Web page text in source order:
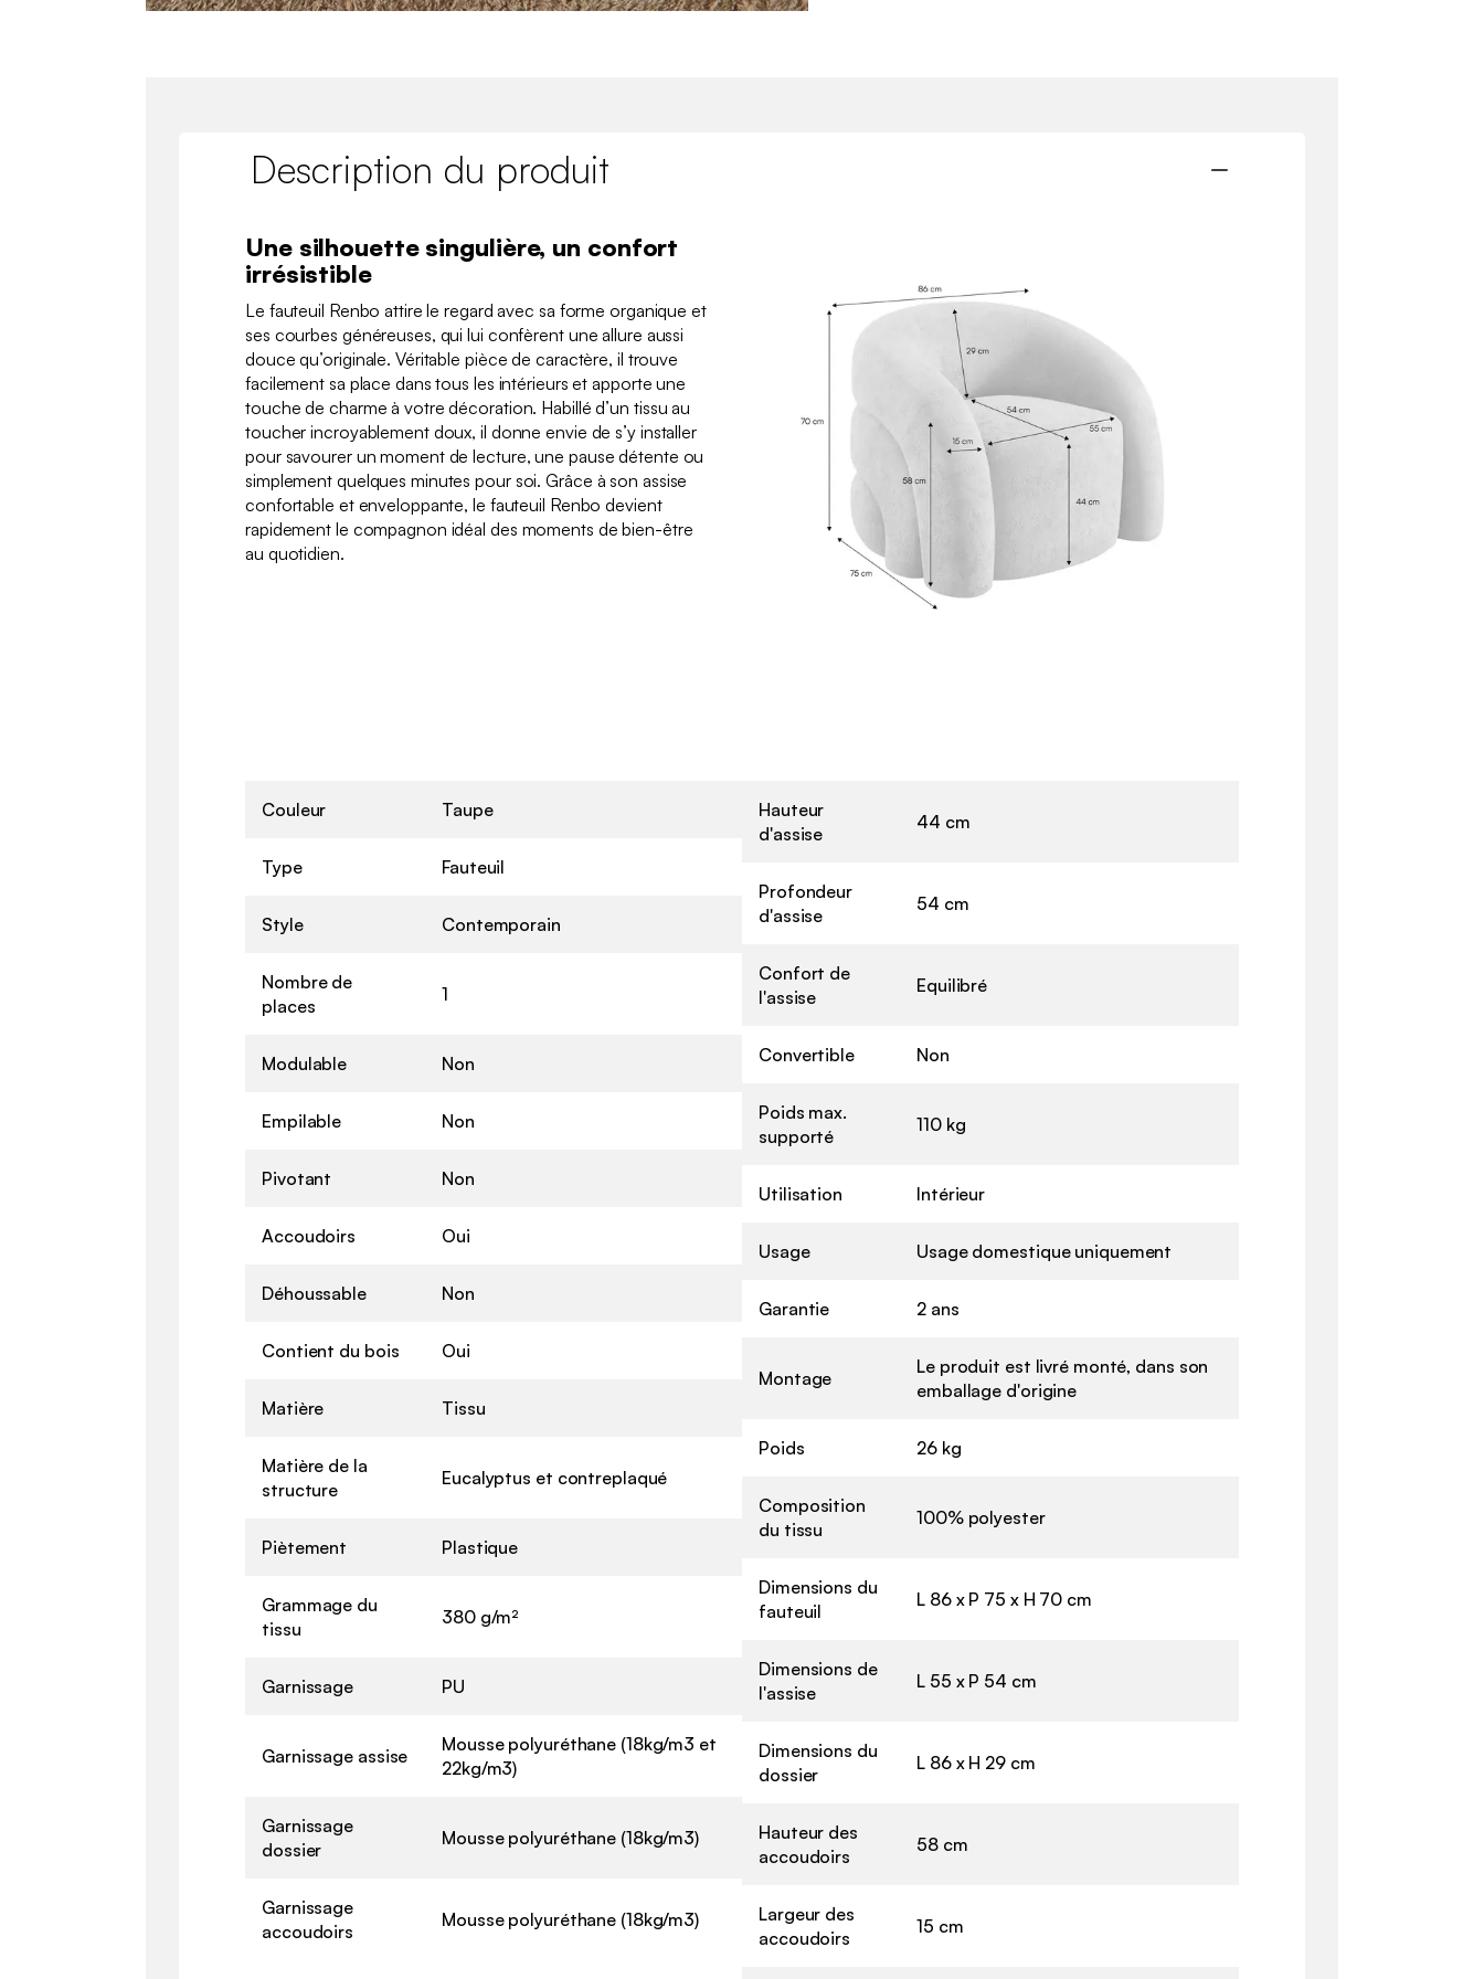
Description du produit
Une silhouette singulière, un confort
irrésistible
Le fauteuil Renbo attire le regard avec sa forme organique et
ses courbes généreuses, qui lui confèrent une allure aussi
douce qu’originale. Véritable pièce de caractère, il trouve
facilement sa place dans tous les intérieurs et apporte une
touche de charme à votre décoration. Habillé d’un tissu au
toucher incroyablement doux, il donne envie de s’y installer
pour savourer un moment de lecture, une pause détente ou
simplement quelques minutes pour soi. Grâce à son assise
confortable et enveloppante, le fauteuil Renbo devient
rapidement le compagnon idéal des moments de bien-être
au quotidien.
Couleur Taupe
Type Fauteuil
Style Contemporain
Nombre de
places
1
Modulable Non
Empilable Non
Pivotant Non
Accoudoirs Oui
Déhoussable Non
Contient du bois Oui
Matière Tissu
Matière de la
structure
Eucalyptus et contreplaqué
Piètement Plastique
Grammage du
tissu
380 g/m²
Garnissage PU
Garnissage assise
Mousse polyuréthane (18kg/m3 et
22kg/m3)
Garnissage
dossier
Mousse polyuréthane (18kg/m3)
Garnissage
accoudoirs
Mousse polyuréthane (18kg/m3)
Hauteur
d'assise
44 cm
Profondeur
d'assise
54 cm
Confort de
l'assise
Equilibré
Convertible Non
Poids max.
supporté
110 kg
Utilisation Intérieur
Usage Usage domestique uniquement
Garantie 2 ans
Montage
Le produit est livré monté, dans son
emballage d'origine
Poids 26 kg
Composition
du tissu
100% polyester
Dimensions du
fauteuil
L 86 x P 75 x H 70 cm
Dimensions de
l'assise
L 55 x P 54 cm
Dimensions du
dossier
L 86 x H 29 cm
Hauteur des
accoudoirs
58 cm
Largeur des
accoudoirs
15 cm